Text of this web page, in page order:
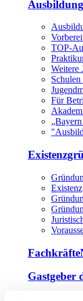
Ausbildung
TOP-
Weitere
Für
Gastgeber